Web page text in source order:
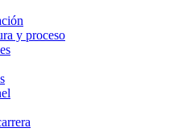
y proceso